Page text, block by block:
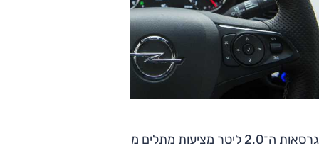
גרסאות ה־2.0 ליטר מציעות מתלים מתכווננים ומצבי נהיגה